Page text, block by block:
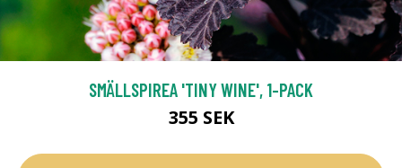
SMÄLLSPIREA 'TINY WINE', 1-PACK
355 SEK